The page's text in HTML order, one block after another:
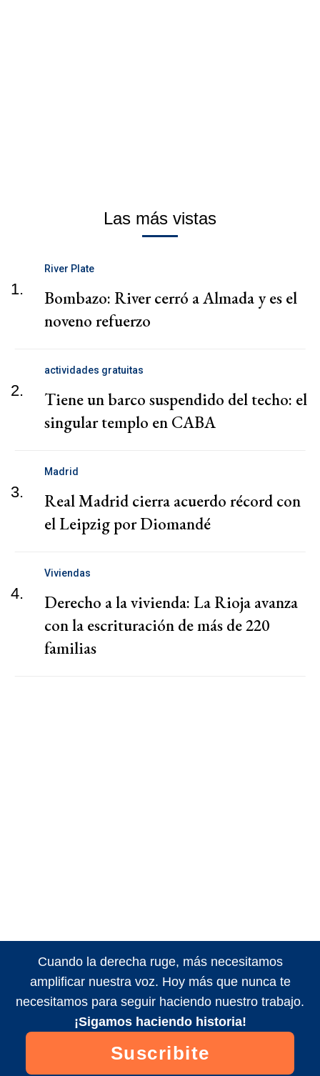
Las más vistas
1.
River Plate
Bombazo: River cerró a Almada y es el
noveno refuerzo
2.
actividades gratuitas
Tiene un barco suspendido del techo: el
singular templo en CABA
3.
Madrid
Real Madrid cierra acuerdo récord con
el Leipzig por Diomandé
4.
Viviendas
Derecho a la vivienda: La Rioja avanza
con la escrituración de más de 220
familias
Cuando la derecha ruge, más necesitamos
amplificar nuestra voz. Hoy más que nunca te
necesitamos para seguir haciendo nuestro trabajo.
¡Sigamos haciendo historia!
Suscribite